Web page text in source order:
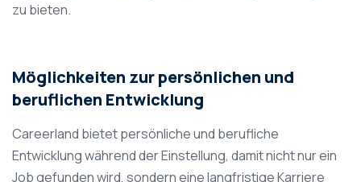
zu bieten.
Möglichkeiten zur persönlichen und
beruflichen Entwicklung
Careerland bietet persönliche und berufliche
Entwicklung während der Einstellung, damit nicht nur ein
Job gefunden wird, sondern eine langfristige Karriere